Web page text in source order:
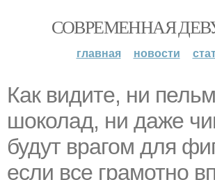
СОВРЕМЕННАЯ
главная новости
Как видите, ни
шоколад, ни даже
будут врагом для
если все грамотно